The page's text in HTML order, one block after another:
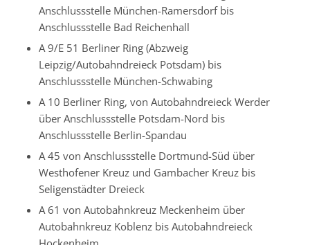
Anschlussstelle München-Ramersdorf bis
Anschlussstelle Bad Reichenhall
A 9/E 51 Berliner Ring (Abzweig
Leipzig/Autobahndreieck Potsdam) bis
Anschlussstelle München-Schwabing
A 10 Berliner Ring, von Autobahndreieck Werder
über Anschlussstelle Potsdam-Nord bis
Anschlussstelle Berlin-Spandau
A 45 von Anschlussstelle Dortmund-Süd über
Westhofener Kreuz und Gambacher Kreuz bis
Seligenstädter Dreieck
A 61 von Autobahnkreuz Meckenheim über
Autobahnkreuz Koblenz bis Autobahndreieck